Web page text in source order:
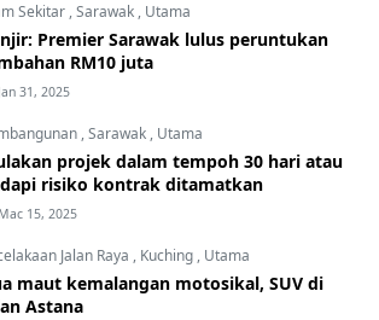
Sekitar ,Sarawak , Utama
Premier Sarawak lulus peruntukan
RM10 juta
Jan 31, 2025
,Sarawak , Utama
projek dalam tempoh 30 hari atau
risiko kontrak ditamatkan
Mac 15, 2025
Jalan Raya , Kuching , Utama
maut kemalangan motosikal, SUV di
Astana